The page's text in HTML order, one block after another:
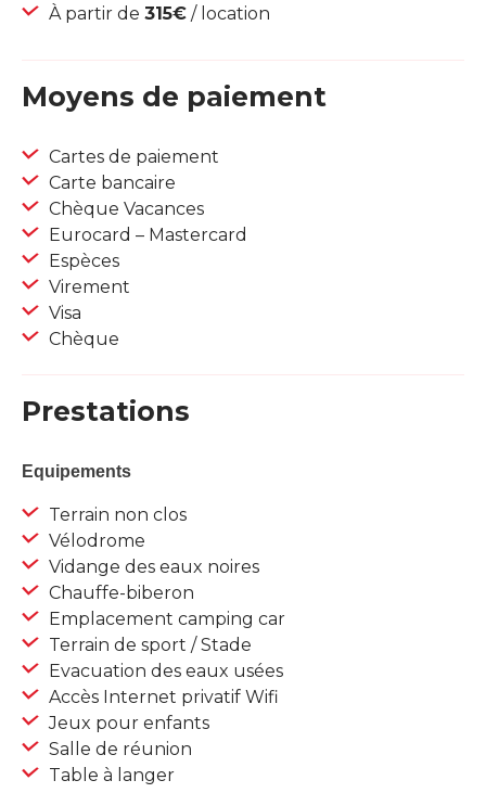
À partir de 315€ / location
Moyens de paiement
Cartes de paiement
Carte bancaire
Chèque Vacances
Eurocard – Mastercard
Espèces
Virement
Visa
Chèque
Prestations
Equipements
Terrain non clos
Vélodrome
Vidange des eaux noires
Chauffe-biberon
Emplacement camping car
Terrain de sport / Stade
Evacuation des eaux usées
Accès Internet privatif Wifi
Jeux pour enfants
Salle de réunion
Table à langer